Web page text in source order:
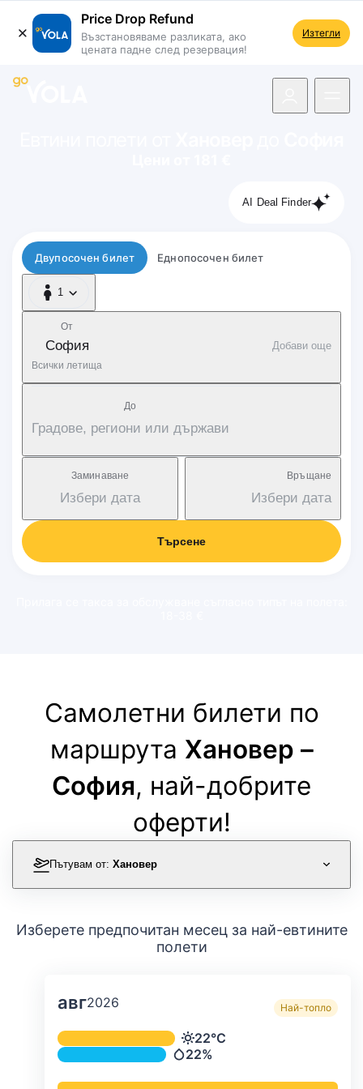
Price Drop Refund
Възстановяваме разликата, ако
цената падне след резервация!
Изтегли
AI Deal Finder
Тип полет
Двупосочен билет Еднопосочен билет
1
1 Пътник
От
София
Всички летища
Добави още
Дo
Градове, региони или държави
Заминаване
Избери дата
Връщане
Избери дата
Търсене
Самолетни билети по
маршрута Хановер –
София, най-добрите
оферти!
Пътувам от: Хановер
Изберете предпочитан месец за най-евтините
полети
авг2026 Най-топло
Средна месечна температура и
Температура
22°C
Валежи
22%